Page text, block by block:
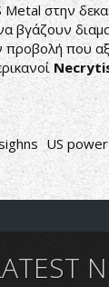
στην
βγάζουν
προβολή που
US power